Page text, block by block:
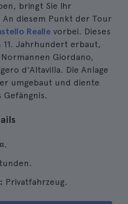
bringt Sie Ihr
diesem Punkt der Tour
Realle vorbei. Dieses
11. Jahrhundert erbaut,
Giordano,
d'Altavilla. Die Anlage
umgebaut und diente
Gefängnis.
Privatfahrzeug.